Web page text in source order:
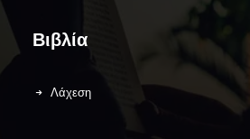
Βιβλία
Λάχεση